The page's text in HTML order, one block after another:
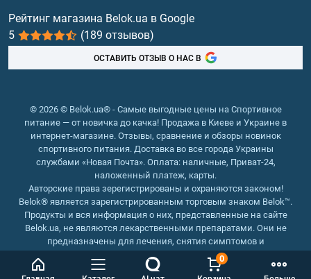
0
Витамины и минералы
Рыбий жир, жирные кислоты
Рейтинг магазина Belok.ua в Google
5
(189 отзывов)
ОСТАВИТЬ ОТЗЫВ О НАС В
© 2026 © Belok.ua® - Самые выгодные цены на Спортивное
питание — от новичка до качка! Продажа в Киеве и Украине в
интернет-магазине. Отзывы, сравнение и обзоры новинок
спортивного питания. Доставка во все города Украины
службами «Новая Почта». Оплата: наличные, Приват-24,
наложенный платеж, карты.
Авторские права зерегистрированы и охраняются законом!
Belok® является зарегистрированным торговым знаком Belok™.
Продукты и вся информация о них, представленные на сайте
Belok.ua, не являются лекарственными препаратами. Они не
предназначены для лечения, снятия симптомов и
предотвращения болезней.
Интернет магазин Belok.ua
››Интернет магазин спортивного